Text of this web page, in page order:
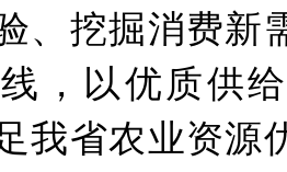
、挖掘消费新
，以优质供
我省农业资源